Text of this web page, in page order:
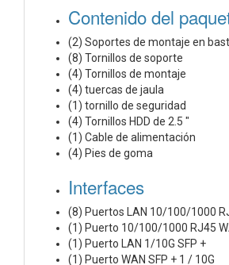
Contenido del
(2) Soportes de montaje en
(8) Tornillos de soporte
(4) Tornillos de montaje
(4) tuercas de jaula
(1) tornillo de seguridad
(4) Tornillos HDD de 2.5 "
(1) Cable de alimentación
(4) Pies de goma
Interfaces
(8) Puertos LAN 10/100/1000
(1) Puerto 10/100/1000 RJ45
(1) Puerto LAN 1/10G SFP +
(1) Puerto WAN SFP + 1 / 10G